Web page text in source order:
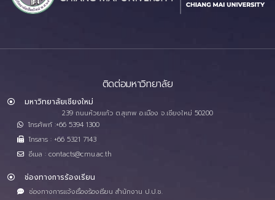
ติดต่อมหาวิทยาลัย
มหาวิทยาลัยเชียงใหม่
239 ถนนห้วยแก้ว ต.สุเทพ อ.เมือง จ.เชียงใหม่ 50200
โทรศัพท์ :+66 5394 1300
โทรสาร : +66 5321 7143
อีเมล : contacts@cmu.ac.th
ช่องทางการร้องเรียน
ช่องทางการแจ้งเรื่องร้องเรียน สำนักงาน ป.ป.ช.